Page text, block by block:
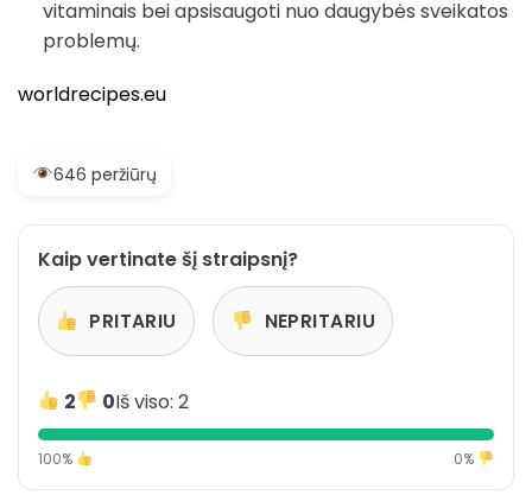
vitaminais bei apsisaugoti nuo daugybės sveikatos
problemų.
worldrecipes.eu
646 peržiūrų
Kaip vertinate šį straipsnį?
PRITARIU NEPRITARIU
2 0Iš viso: 2
100% 0%